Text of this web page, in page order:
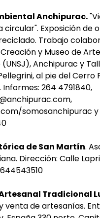
Anchipurac.
circular". Exposición de
Trabajo
y Museo de
Anchipurac y
al pie del Cerro
Informes: 264 4791840,
,
somosanchipurac
de San Martín.
Dirección: Calle
Tradicional
venta de artesanías.